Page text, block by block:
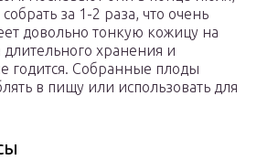
за 1-2 раза, что очень
довольно тонкую кожицу на
длительного хранения и
годится. Собранные плоды
в пищу или использовать для